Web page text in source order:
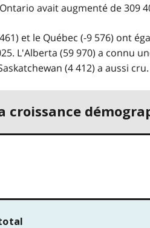
avait augmenté de 309
et le Québec (-9 576) ont
L'Alberta (59 970) a connu
(4 412) a aussi cru.
croissance